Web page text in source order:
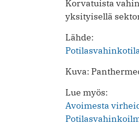
Korvatuista
yksityisellä
Lähde:
Kuva:
Lue myös:
Avoimesta